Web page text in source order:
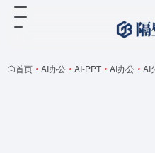
首页 • AI办公 • AI-PPT • AI办公 • AI